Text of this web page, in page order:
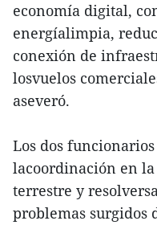
economía digital,
energíalimpia,
conexión de
losvuelos
aseveró.
Los dos
lacoordinación en
terrestre y
problemas surgidos